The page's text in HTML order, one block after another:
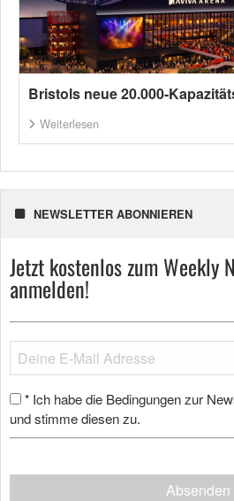
Bristols neue 20.000-
Weiterlesen
NEWSLETTER ABONNIEREN
Jetzt kostenlos zum Weekly
anmelden!
* Ich habe die Bedingungen zur
und stimme diesen zu.
Absenden